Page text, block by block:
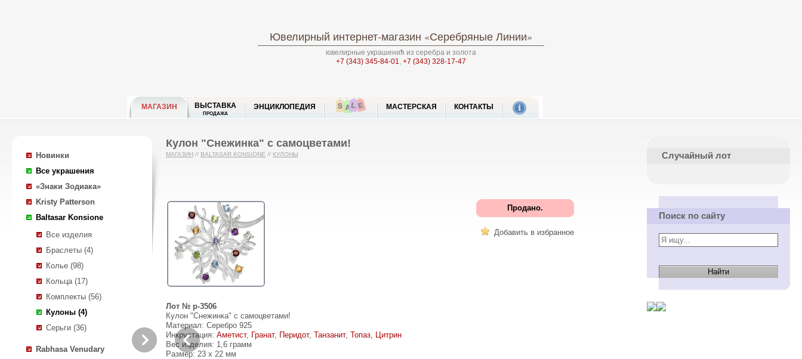
Ювелирный интернет-магазин «Серебряные Линии»
ювелирные украшения из серебра и золота
+7 (343) 345-84-01, +7 (343) 328-17-47
МАГАЗИН ВЫСТАВКА
ПРОДАЖА
ЭНЦИКЛОПЕДИЯ МАСТЕРСКАЯ КОНТАКТЫ
Новинки
Все украшения
«Знаки Зодиака»
Kristy Patterson
Baltasar Konsione
Все изделия
Браслеты (4)
Колье (98)
Кольца (17)
Комплекты (56)
Кулоны (4)
Серьги (36)
Rabhasa Venudary
Кулон "Снежинка" с самоцветами!
МАГАЗИН // BALTASAR KONSIONE // КУЛОНЫ
Продано.
Добавить в избранное
Лот № p-3506
Кулон "Снежинка" с самоцветами!
Материал: Серебро 925
Инкрустация: Аметист, Гранат, Перидот, Танзанит, Топаз, Цитрин
Вес изделия: 1,6 грамм
Размер: 23 х 22 мм
Случайный лот
Поиск по сайту